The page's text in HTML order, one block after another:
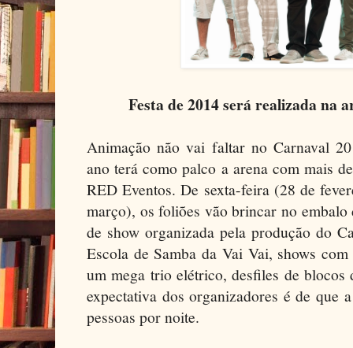
Festa de 2014 será realizada na
Animação não vai faltar no Carnaval
ano terá como palco a arena com mais
RED Eventos. De sexta-feira (28 de
março), os foliões vão brincar no embalo
de show organizada pela produção do
Escola de Samba da Vai Vai, shows
um mega trio elétrico, desfiles de blocos
expectativa dos organizadores é de que
pessoas por noite.